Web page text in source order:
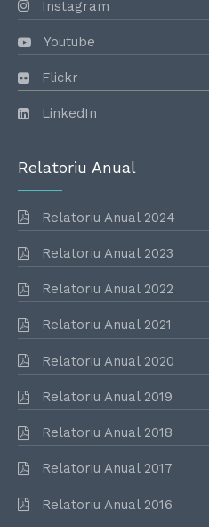
Instagram
Youtube
Flickr
LinkedIn
Relatoriu Anual
Relatoriu Anual 2024
Relatoriu Anual 2023
Relatoriu Anual 2022
Relatoriu Anual 2021
Relatoriu Anual 2020
Relatoriu Anual 2019
Relatoriu Anual 2018
Relatoriu Anual 2017
Relatoriu Anual 2016